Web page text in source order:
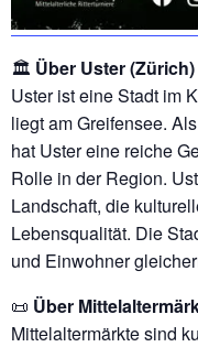
🏛️ Über Uster (Zürich)
Uster ist eine Stadt im
liegt am Greifensee.
hat Uster eine reiche
Rolle in der Region.
Landschaft, die
Lebensqualität. Die
und Einwohner
📜 Über
Mittelaltermärkte sind